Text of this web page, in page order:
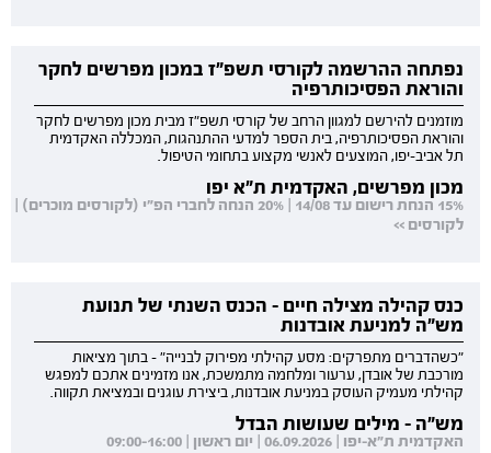
נפתחה ההרשמה לקורסי תשפ"ז במכון מפרשים לחקר
והוראת הפסיכותרפיה
מוזמנים להירשם למגוון הרחב של קורסי תשפ"ז מבית מכון מפרשים לחקר
והוראת הפסיכותרפיה, בית הספר למדעי ההתנהגות, המכללה האקדמית
תל אביב-יפו, המוצעים לאנשי מקצוע בתחומי הטיפול.
מכון מפרשים, האקדמית ת"א יפו
15% הנחת רישום עד 14/08 | 20% הנחה לחברי הפ"י (לקורסים מוכרים) |
לקורסים >>
כנס קהילה מצילה חיים - הכנס השנתי של תנועת
מש"ה למניעת אובדנות
"כשהדברים מתפרקים: מסע קהילתי מפירוק לבנייה" - בתוך מציאות
מורכבת של אובדן, ערעור ומלחמה מתמשכת, אנו מזמינים אתכם למפגש
קהילתי מעמיק העוסק במניעת אובדנות, ביצירת עוגנים ובמציאת תקווה.
מש"ה - מילים שעושות הבדל
האקדמית ת"א-יפו | 06.09.2026 | יום ראשון | 09:00-16:00